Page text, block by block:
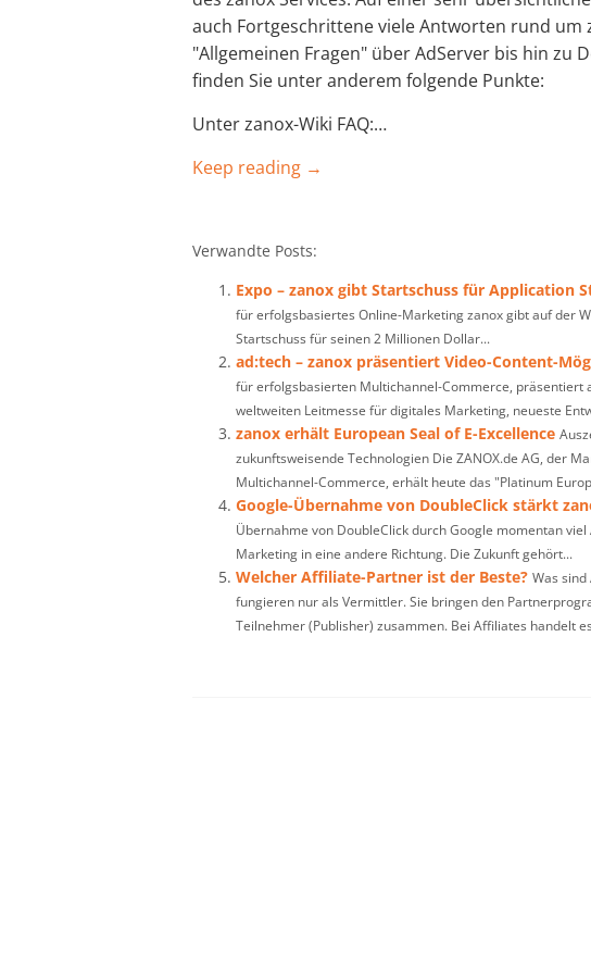
auch Fortgeschrittene viele Antworten rund um
"Allgemeinen Fragen" über AdServer bis hin zu
finden Sie unter anderem folgende Punkte:
Unter zanox-Wiki FAQ:…
Keep reading →
Verwandte Posts:
Expo – zanox gibt Startschuss für Application
für erfolgsbasiertes Online-Marketing zanox gibt auf der
Startschuss für seinen 2 Millionen Dollar...
ad:tech – zanox präsentiert Video-Content-
für erfolgsbasierten Multichannel-Commerce, präsentiert
weltweiten Leitmesse für digitales Marketing, neueste
zanox erhält European Seal of E-Excellence
zukunftsweisende Technologien Die ZANOX.de AG, der
Multichannel-Commerce, erhält heute das "Platinum
Google-Übernahme von DoubleClick stärkt
Übernahme von DoubleClick durch Google momentan
Marketing in eine andere Richtung. Die Zukunft gehört...
Welcher Affiliate-Partner ist der Beste? Was
fungieren nur als Vermittler. Sie bringen den
Teilnehmer (Publisher) zusammen. Bei Affiliates handelt